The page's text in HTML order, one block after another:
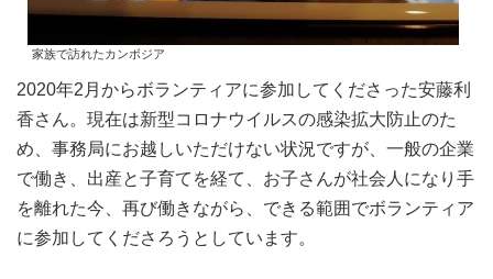
家族で訪れたカンボジア
2020年2⽉からボランティアに参加してくださった安藤利
⾹さん。現在は新型コロナウイルスの感染拡⼤防⽌のた
め、事務局にお越しいただけない状況ですが、⼀般の企業
で働き、出産と⼦育てを経て、お⼦さんが社会⼈になり⼿
を離れた今、再び働きながら、できる範囲でボランティア
に参加してくださろうとしています。